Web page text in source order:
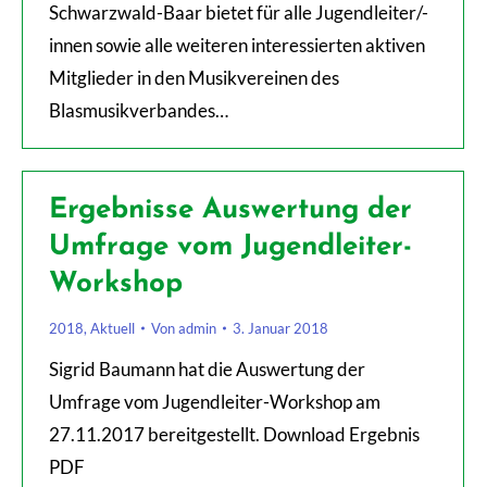
Schwarzwald-Baar bietet für alle Jugendleiter/-
innen sowie alle weiteren interessierten aktiven
Mitglieder in den Musikvereinen des
Blasmusikverbandes…
Ergebnisse Auswertung der
Umfrage vom Jugendleiter-
Workshop
2018, Aktuell Vonadmin 3. Januar 2018
Sigrid Baumann hat die Auswertung der
Umfrage vom Jugendleiter-Workshop am
27.11.2017 bereitgestellt. Download Ergebnis
PDF